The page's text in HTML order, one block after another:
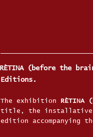
RÈTINA (before the
Editions.
The exhibition
title, the installative
edition